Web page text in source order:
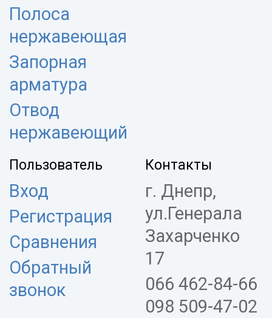
Полоса
нержавеющая
Запорная
арматура
Отвод
нержавеющий
Пользователь
Вход
Регистрация
Сравнения
Обратный
звонок
Контакты
г. Днепр,
ул.Генерала
Захарченко
17
066 462-84-66
098 509-47-02